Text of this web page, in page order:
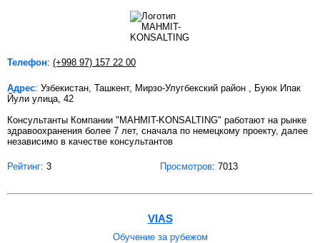
Телефон: (+998 97) 157 22 00
Адрес: Узбекистан, Ташкент, Мирзо-Улугбекский район , Буюк Ипак
Йули улица, 42
Консультанты Компании "MAHMIT-KONSALTING" работают на рынке
здравоохранения более 7 лет, сначала по немецкому проекту, далее
независимо в качестве консультантов
Рейтинг: 3 Просмотров: 7013
VIAS
Обучение за рубежом